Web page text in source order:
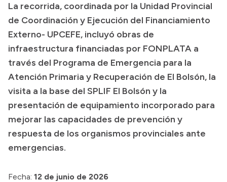
Presupuesto
Boletín Oficial
Compras y licitaciones
Consulta de expedientes
Consulta de pago a proveedores
Convocatorias
Login
La recorrida, coordinada por la Unidad Provincial
de Coordinación y Ejecución del Financiamiento
Externo- UPCEFE, incluyó obras de
infraestructura financiadas por FONPLATA a
través del Programa de Emergencia para la
Atención Primaria y Recuperación de El Bolsón, la
visita a la base del SPLIF El Bolsón y la
presentación de equipamiento incorporado para
mejorar las capacidades de prevención y
respuesta de los organismos provinciales ante
emergencias.
Fecha: 12 de junio de 2026